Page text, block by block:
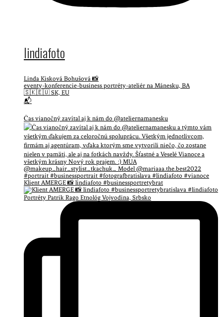
lindiafoto
Linda Kisková Bohušová 📸
eventy-konferencie-business portréty-ateliér na Mánesku, BA
🇸🇰🇪🇺 SK, EU
📬
Čas vianočný zavítal aj k nám do @ateliernamanesku
Klient AMERGE 📸 lindiafoto #businessportretybrat
Portréty Patrik Rago Etnológ Vojvodina, Srbsko